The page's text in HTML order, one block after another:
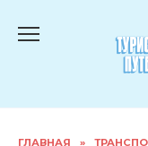
ГЛАВНАЯ »